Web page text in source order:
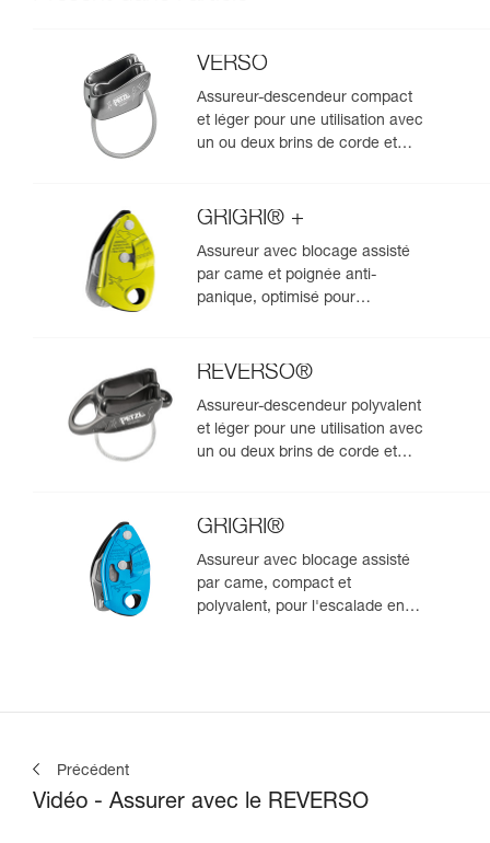
VERSO
Assureur-descendeur compact
et léger pour une utilisation avec
un ou deux brins de corde et
GRIGRI® +
Assureur avec blocage assisté
par came et poignée anti-
panique, optimisé pour
REVERSO®
Assureur-descendeur polyvalent
et léger pour une utilisation avec
un ou deux brins de corde et
GRIGRI®
Assureur avec blocage assisté
par came, compact et
polyvalent, pour l'escalade en
Précédent
Vidéo - Assurer avec le REVERSO